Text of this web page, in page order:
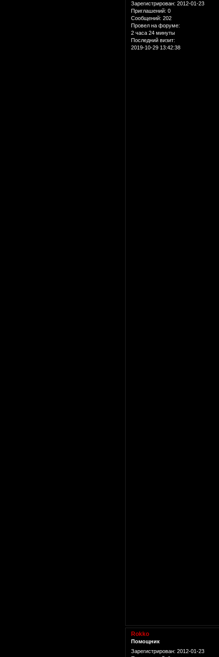
Зарегистрирован: 2012-01-23
Приглашений: 0
Сообщений: 202
Провел на форуме:
2 часа 24 минуты
Последний визит:
2019-10-29 13:42:38
Rokko
Помощник
Зарегистрирован: 2012-01-23